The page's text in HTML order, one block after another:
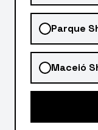
Parque
Maceió